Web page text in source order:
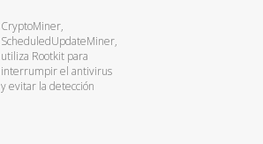
CryptoMiner,
ScheduledUpdateMiner,
utiliza Rootkit para
interrumpir el antivirus
y evitar la detección